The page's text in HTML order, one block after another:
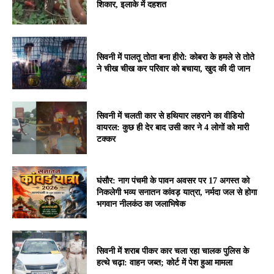
शिकार, इलाके में दहशत
सिवनी में पालतू तोता बना हीरो: कोबरा के हमले से तोते
ने चीख चीख कर परिवार को बचाया, खुद की दी जान
सिवनी में चलती कार से हथियार लहराने का वीडियो
वायरल: कुछ ही देर बाद उसी कार ने 4 लोगों को मारी
टक्कर
घंसौर: नाग पंचमी के पावन अवसर पर 17 अगस्त को
निकलेगी भव्य सनातन कांवड़ यात्रा, नर्मदा जल से होगा
भगवान नीलकंठ का जलाभिषेक
सिवनी में शराब पीकर कार चला रहा चालक पुलिस के
हत्थे चढ़ा: वाहन जब्त; कोर्ट में पेश हुआ मामला